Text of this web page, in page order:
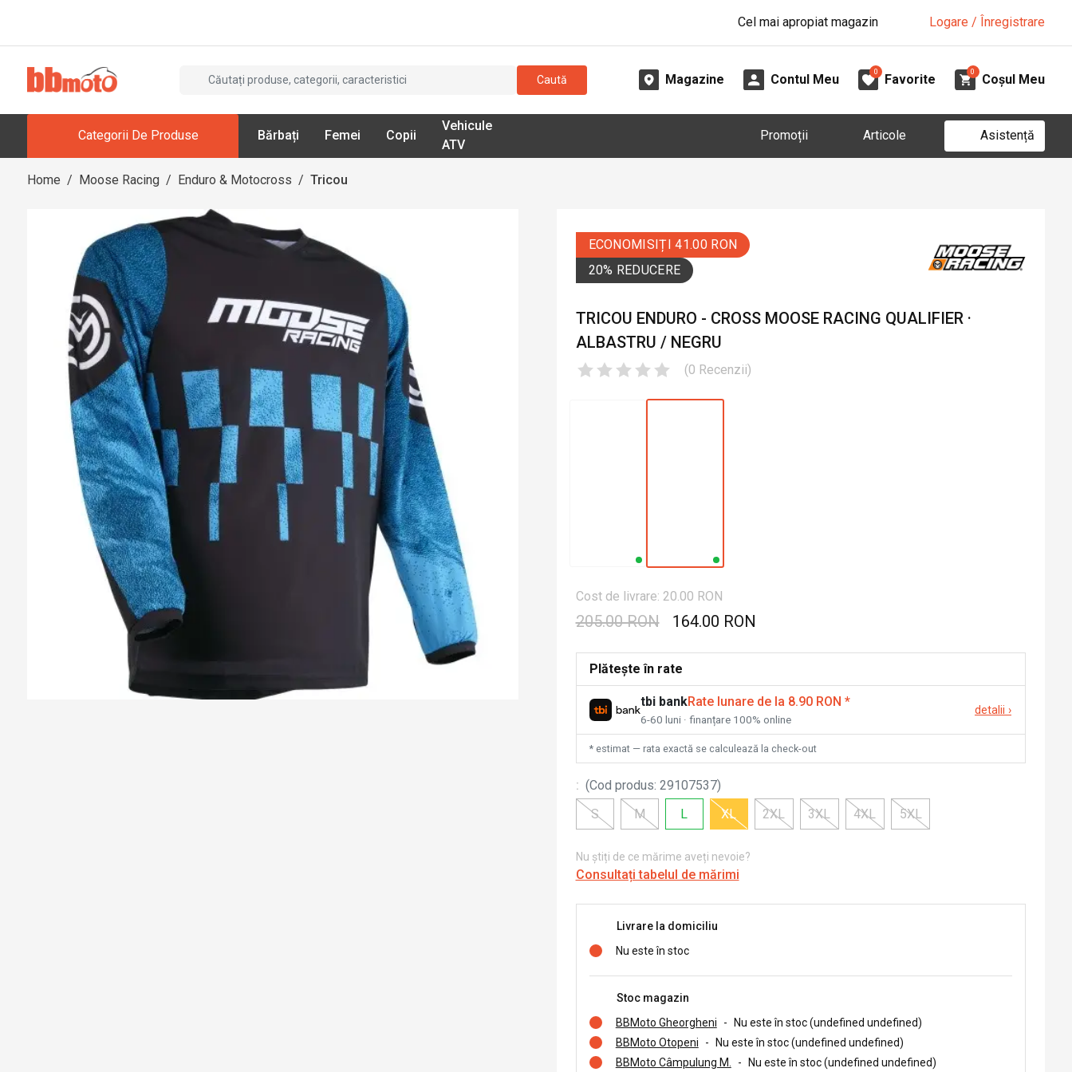
Cel mai apropiat magazin Logare / Înregistrare
Caută Magazine Contul Meu
0
Favorite
0
Coșul Meu
Categorii De Produse Bărbați Femei Copii
Vehicule
ATV
Promoții Articole Asistență
Home / Moose Racing / Enduro & Motocross / Tricou
ECONOMISIȚI 41.00 RON
20% REDUCERE
TRICOU ENDURO - CROSS MOOSE RACING QUALIFIER ·
ALBASTRU / NEGRU
(0 Recenzii)
Cost de livrare: 20.00 RON
205.00 RON 164.00 RON
Plătește în rate
tbi bankRate lunare de la 8.90 RON *
6-60 luni · finanțare 100% online
detalii ›
* estimat — rata exactă se calculează la check-out
: (Cod produs: 29107537)
S
M L XL 2XL 3XL 4XL 5XL
Nu știți de ce mărime aveți nevoie?
Consultați tabelul de mărimi
Livrare la domiciliu
Nu este în stoc
Stoc magazin
BBMoto Gheorgheni
-
Nu este în stoc (undefined undefined)
BBMoto Otopeni
-
Nu este în stoc (undefined undefined)
BBMoto Câmpulung M.
- Nu este în stoc (undefined undefined)